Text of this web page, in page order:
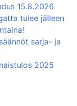
15.8.2026
tulee jälleen
sarja- ja
2025